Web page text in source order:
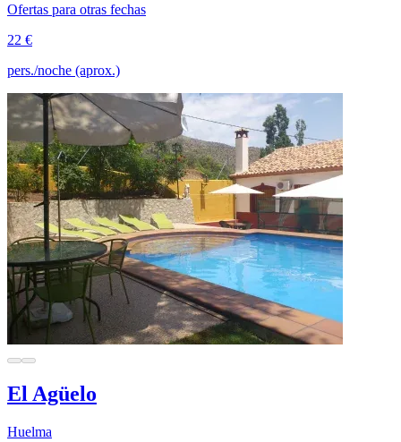
Ofertas para otras fechas
22 €
pers./noche (aprox.)
El Agüelo
Huelma